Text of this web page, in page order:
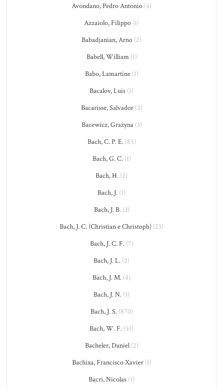
Avondano, Pedro Antonio (4)
Azzaiolo, Filippo (1)
Babadjanian, Arno (2)
Babell, William(1)
Babo, Lamartine(1)
Bacalov, Luis (1)
Bacarisse, Salvador(2)
Bacewicz, Grażyna(3)
Bach, C. P. E.(85)
Bach, G. C.(1)
Bach, H. (2)
Bach, J. (1)
Bach, J. B.(3)
Bach, J. C. (Christian e Christoph) (23)
Bach, J. C. F.(7)
Bach, J. L. (2)
Bach, J. M. (4)
Bach, J. N. (1)
Bach, J. S.(870)
Bach, W. F. (33)
Bacheler, Daniel(2)
Bachixa, Francisco Xavier(1)
Bacri, Nicolas (1)